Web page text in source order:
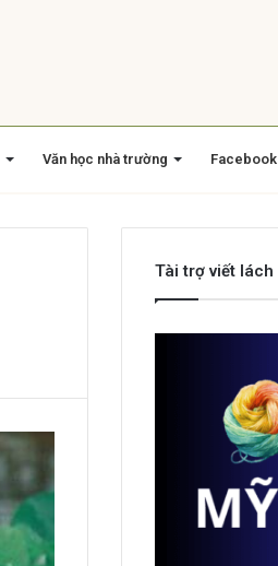
Văn học nhà trường Facebook
Tài trợ viết lách